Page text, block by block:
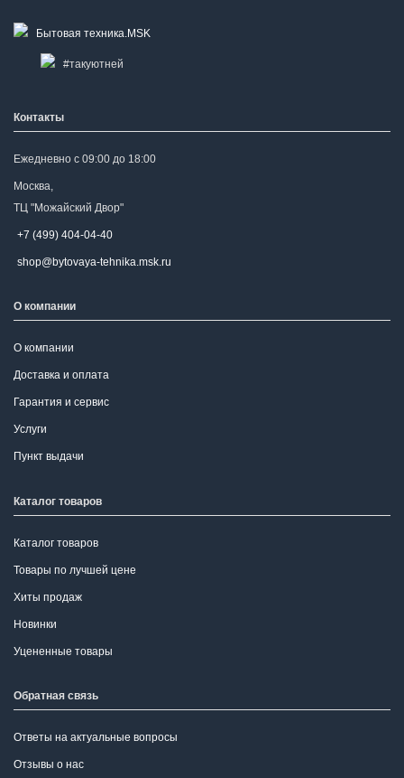
Контакты
Ежедневно с 09:00 до 18:00
Москва,
ТЦ "Можайский Двор"
+7 (499) 404-04-40
shop@bytovaya-tehnika.msk.ru
О компании
О компании
Доставка и оплата
Гарантия и сервис
Услуги
Пункт выдачи
Каталог товаров
Каталог товаров
Товары по лучшей цене
Хиты продаж
Новинки
Уцененные товары
Обратная связь
Ответы на актуальные вопросы
Отзывы о нас